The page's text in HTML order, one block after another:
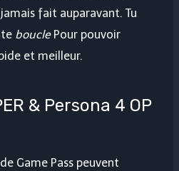
fait auparavant. Tu
boucle Pour pouvoir
et meilleur.
& Persona 4 OP
Game Pass peuvent